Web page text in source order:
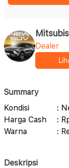
Dealer
Summary
Kondisi
:
Harga Cash
:
Warna
:
Deskripsi